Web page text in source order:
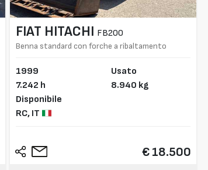
FIAT HITACHI FB200
Benna standard con forche a ribaltamento
1999
7.242 h
Disponibile
RC, IT
Usato
8.940 kg
€ 18.500